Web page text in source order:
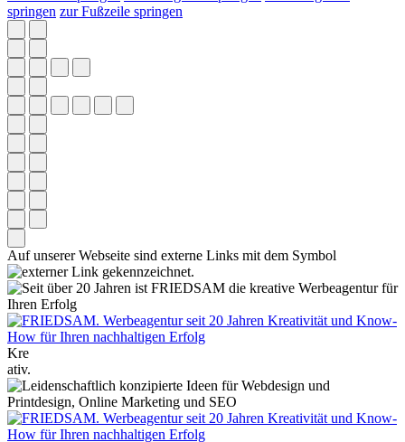
springen zur Fußzeile springen
Auf unserer Webseite sind externe Links mit dem Symbol
gekennzeichnet.
Kre
ativ.